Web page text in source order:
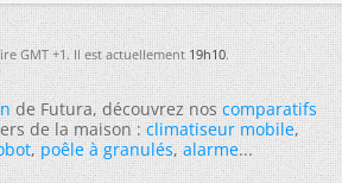
GMT +1. Il est actuellement 19h10.
de Futura, découvrez noscomparatifs
de la maison :climatiseur mobile,
,poêle à granulés,alarme...